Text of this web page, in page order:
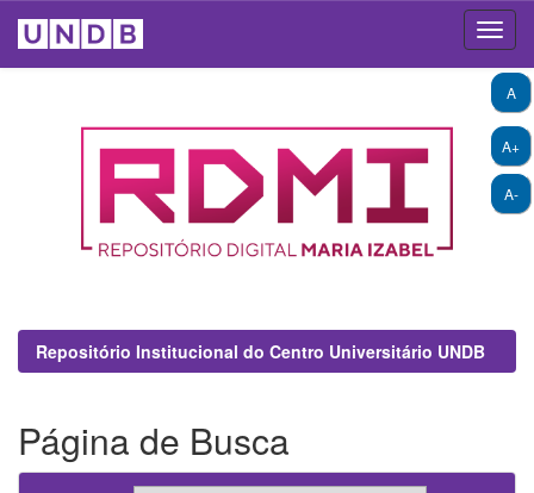
A+
A-
A
Repositório Institucional do Centro Universitário UNDB
Página de Busca